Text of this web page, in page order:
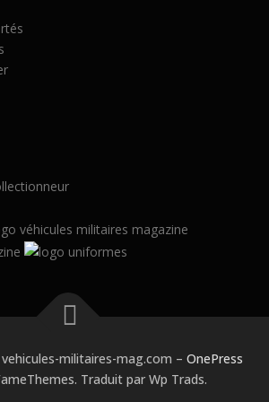
militaires-mag.com – OnePress
Traduit par Wp Trads.